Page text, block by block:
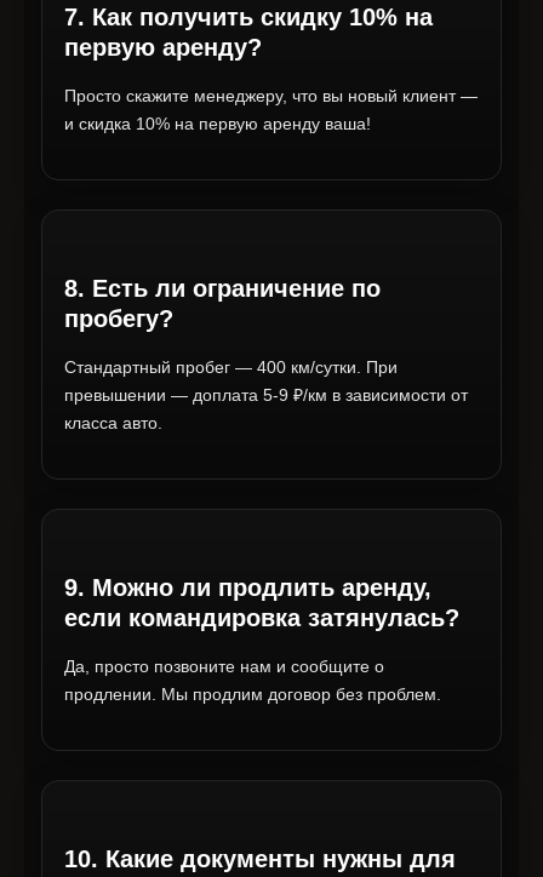
7. Как получить скидку 10% на
первую аренду?
Просто скажите менеджеру, что вы новый клиент —
и скидка 10% на первую аренду ваша!
8. Есть ли ограничение по
пробегу?
Стандартный пробег — 400 км/сутки. При
превышении — доплата 5-9 ₽/км в зависимости от
класса авто.
9. Можно ли продлить аренду,
если командировка затянулась?
Да, просто позвоните нам и сообщите о
продлении. Мы продлим договор без проблем.
10. Какие документы нужны для